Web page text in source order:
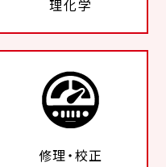
理化学
修理・校正